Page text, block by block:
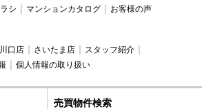
シ マンションカタログ お客様の声
川口店 さいたま店
スタッフ紹介
個人情報の取り扱い
売買物件検索